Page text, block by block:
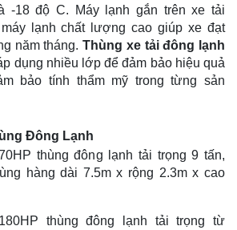
-18 độ C. Máy lạnh gắn trên xe tải
lạnh chất lượng cao giúp xe đạt
năm tháng.Thùng xe tải đông lạnh
dụng nhiều lớp để đảm bảo hiệu quả
bảo tính thẩm mỹ trong từng sản
Đông Lạnh
thùng đông lạnh tải trọng 9 tấn,
hàng dài 7.5m x rộng 2.3m x cao
thùng đông lạnh tải trọng từ